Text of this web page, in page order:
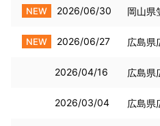
NEW 2026/06/30 岡山県
NEW 2026/06/27 広島県
2026/04/16 広島県
2026/03/04 広島県